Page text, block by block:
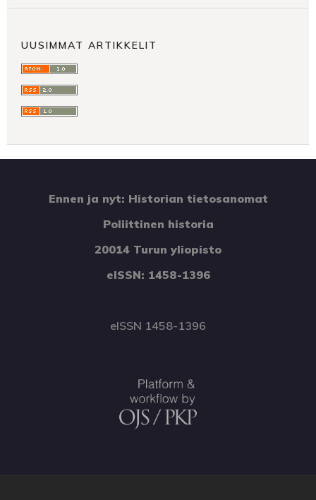
UUSIMMAT ARTIKKELIT
Ennen ja nyt: Historian tietosanomat
Poliittinen historia
20014 Turun yliopisto
eISSN: 1458-1396
eISSN 1458-1396